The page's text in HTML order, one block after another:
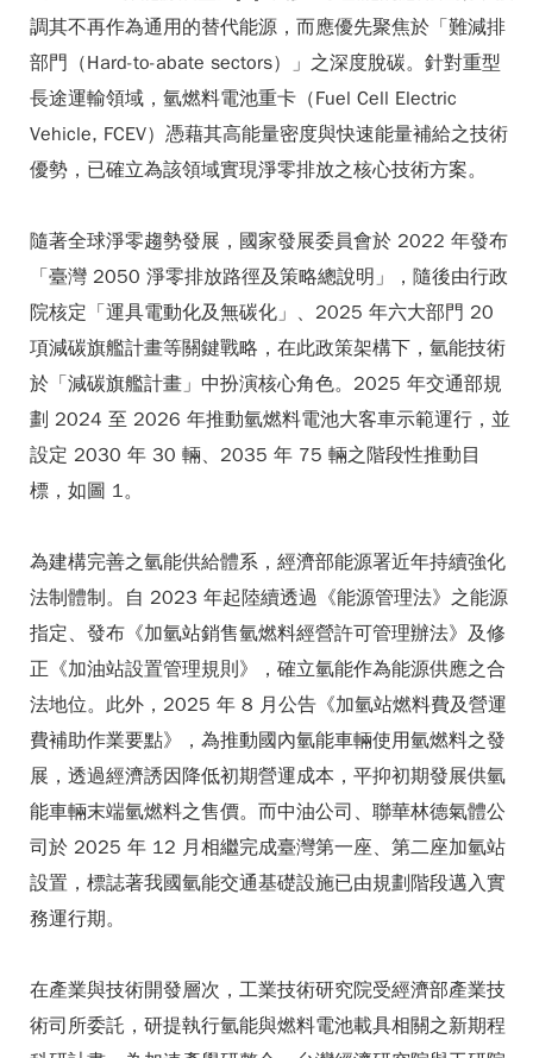
調其不再作為通用的替代能源，而應優先聚焦於「難減排
部門（Hard-to-abate sectors）」之深度脫碳。針對重型
長途運輸領域，氫燃料電池重卡（Fuel Cell Electric
Vehicle, FCEV）憑藉其高能量密度與快速能量補給之技術
優勢，已確立為該領域實現淨零排放之核心技術方案。
隨著全球淨零趨勢發展，國家發展委員會於 2022 年發布
「臺灣 2050 淨零排放路徑及策略總說明」，隨後由行政
院核定「運具電動化及無碳化」、2025 年六大部門 20
項減碳旗艦計畫等關鍵戰略，在此政策架構下，氫能技術
於「減碳旗艦計畫」中扮演核心角色。2025 年交通部規
劃 2024 至 2026 年推動氫燃料電池大客車示範運行，並
設定 2030 年 30 輛、2035 年 75 輛之階段性推動目
標，如圖 1。
為建構完善之氫能供給體系，經濟部能源署近年持續強化
法制體制。自 2023 年起陸續透過《能源管理法》之能源
指定、發布《加氫站銷售氫燃料經營許可管理辦法》及修
正《加油站設置管理規則》，確立氫能作為能源供應之合
法地位。此外，2025 年 8 月公告《加氫站燃料費及營運
費補助作業要點》，為推動國內氫能車輛使用氫燃料之發
展，透過經濟誘因降低初期營運成本，平抑初期發展供氫
能車輛末端氫燃料之售價。而中油公司、聯華林德氣體公
司於 2025 年 12 月相繼完成臺灣第一座、第二座加氫站
設置，標誌著我國氫能交通基礎設施已由規劃階段邁入實
務運行期。
在產業與技術開發層次，工業技術研究院受經濟部產業技
術司所委託，研提執行氫能與燃料電池載具相關之新期程